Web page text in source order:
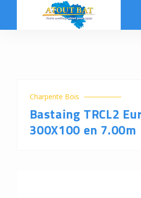
Charpente Bois
Bastaing TRCL2
300X100 en 7.00m